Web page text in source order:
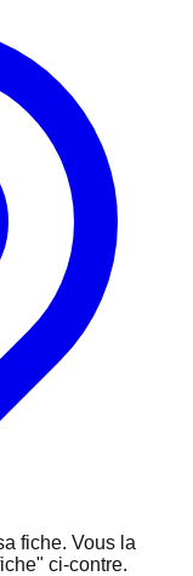
fiche. Vous la
ci-contre.